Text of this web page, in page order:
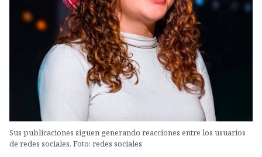
Sus publicaciones siguen generando reacciones entre los usuarios
de redes sociales. Foto: redes sociales